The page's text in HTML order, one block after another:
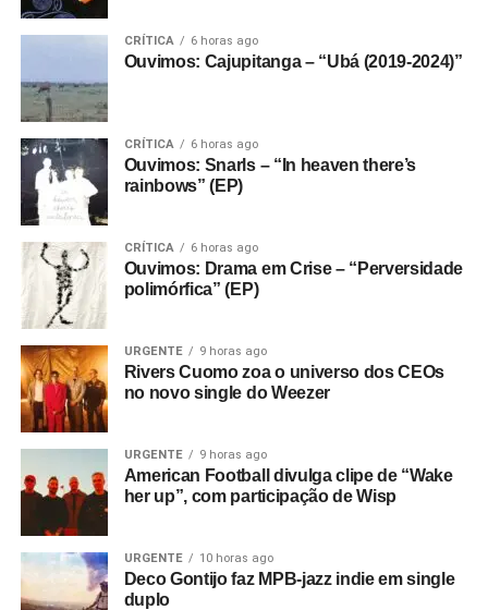
CRÍTICA 6 horas ago
Ouvimos: Cajupitanga – “Ubá (2019-2024)”
CRÍTICA 6 horas ago
Ouvimos: Snarls – “In heaven there’s
rainbows” (EP)
CRÍTICA 6 horas ago
Ouvimos: Drama em Crise – “Perversidade
polimórfica” (EP)
URGENTE 9 horas ago
Rivers Cuomo zoa o universo dos CEOs
no novo single do Weezer
URGENTE 9 horas ago
American Football divulga clipe de “Wake
her up”, com participação de Wisp
URGENTE 10 horas ago
Deco Gontijo faz MPB-jazz indie em single
duplo